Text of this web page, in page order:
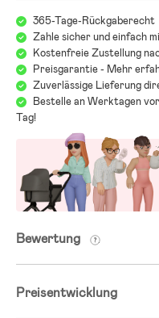
Funktionen kann es
verweisen wir gerne auf
helfen soll, genau den Wagen
Anforderungen passt:
Jollyrooms Kinderwagenguide
365-Tage-Rückgaberecht
Zahle sicher und einfach
Kostenfreie Zustellung
Preisgarantie - Mehr
Zuverlässige Lieferung
Bestelle an Werktagen
Tag!
Bewertung
Preisentwicklung